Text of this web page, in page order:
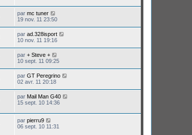
par mc tuner
19 nov. 11 23:50
par ad.328isport
10 nov. 11 19:16
par + Steve +
10 sept. 11 09:25
par GT Peregrino
02 avr. 11 20:18
par Mail Man G40
15 sept. 10 14:36
par pierru9
06 sept. 10 11:31